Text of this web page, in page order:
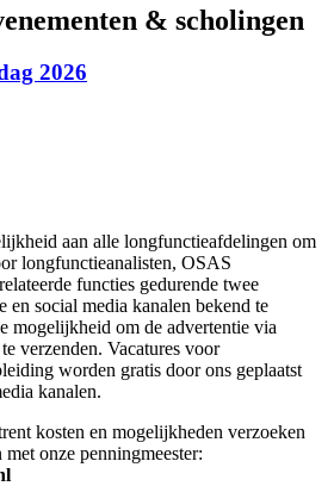
& scholingen
2026
aan alle longfunctieafdelingen om
longfunctieanalisten, OSAS
functies gedurende twee
en social media kanalen bekend te
mogelijkheid om de advertentie via
verzenden. Vacatures voor
worden gratis door ons geplaatst
kanalen.
kosten en mogelijkheden verzoeken
onze penningmeester: